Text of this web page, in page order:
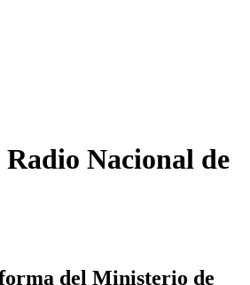
Radio Nacional de
del Ministerio de